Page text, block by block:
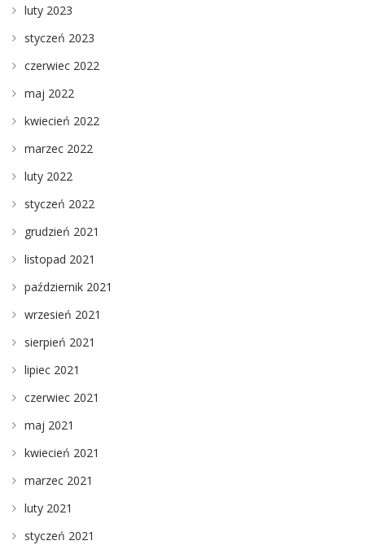
luty 2023
styczeń 2023
czerwiec 2022
maj 2022
kwiecień 2022
marzec 2022
luty 2022
styczeń 2022
grudzień 2021
listopad 2021
październik 2021
wrzesień 2021
sierpień 2021
lipiec 2021
czerwiec 2021
maj 2021
kwiecień 2021
marzec 2021
luty 2021
styczeń 2021